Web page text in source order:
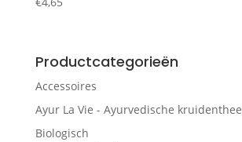
Productcategorieën
Accessoires
Ayur La Vie - Ayurvedische kruidenthee
Biologisch